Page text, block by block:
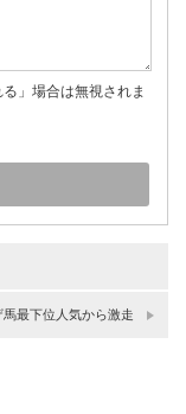
」場合は無視されま
馬最下位人気から激走